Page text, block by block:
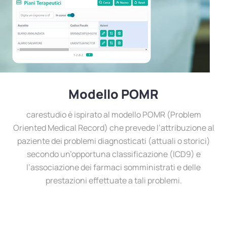
Modello POMR
carestudio è ispirato al modello POMR (Problem
Oriented Medical Record) che prevede l’attribuzione al
paziente dei problemi diagnosticati (attuali o storici)
secondo un’opportuna classificazione (ICD9) e
l’associazione dei farmaci somministrati e delle
prestazioni effettuate a tali problemi.